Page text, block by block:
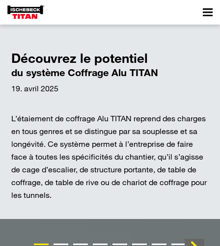
Découvrez le potentiel
du système Coffrage Alu TITAN
19. avril 2025
L’étaiement de coffrage Alu TITAN reprend des charges
en tous genres et se distingue par sa souplesse et sa
longévité. Ce système permet à l’entreprise de faire
face à toutes les spécificités du chantier, qu’il s’agisse
de cage d’escalier, de structure portante, de table de
coffrage, de table de rive ou de chariot de coffrage pour
les tunnels.